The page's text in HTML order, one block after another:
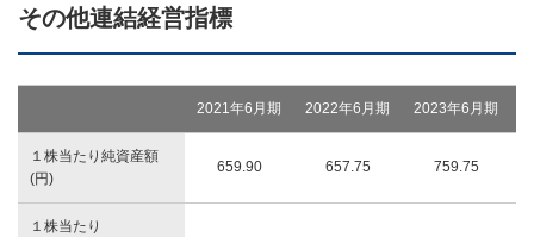
その他連結経営指標
2021年6月期 2022年6月期 2023年6月期
１株当たり純資産額
(円)
659.90 657.75 759.75
１株当たり